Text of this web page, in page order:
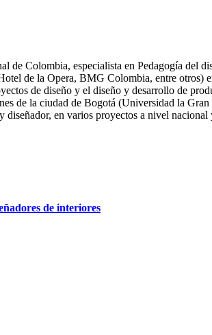
de Colombia, especialista en Pedagogía del
de la Opera, BMG Colombia, entre otros)
de diseño y el diseño y desarrollo de
de la ciudad de Bogotá (Universidad la
diseñador, en varios proyectos a nivel
de interiores